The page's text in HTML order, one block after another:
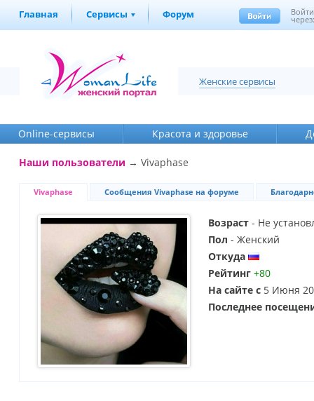
Главная Сервисы Форум Войти
Женские сервисы
Online-cервисы Красота и здоровье
Наши пользователи → Vivaphase
Vivaphase Сообщения Vivaphase на форуме
Возраст - Не
Пол - Женский
Откуда
Рейтинг +80
На сайте с 5 Июня
Последнее